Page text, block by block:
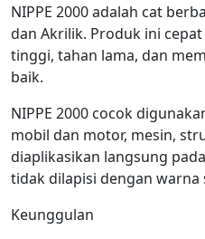
NIPPE 2000 adalah cat
dan Akrilik. Produk ini
tinggi, tahan lama, dan
baik.
NIPPE 2000 cocok
mobil dan motor, mesin,
diaplikasikan langsung
tidak dilapisi dengan warna
Keunggulan